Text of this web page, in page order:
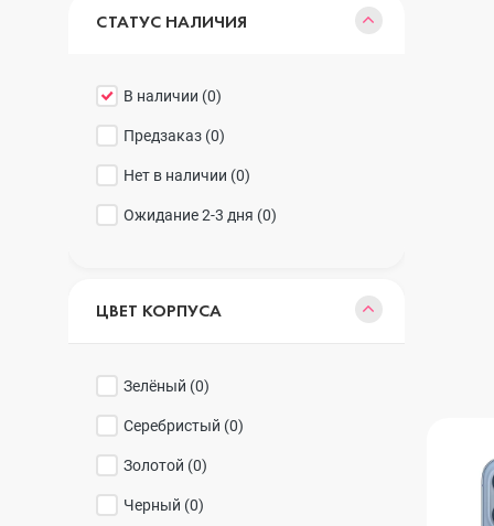
Sony
Xiaomi
iPhone 14
СТАТУС НАЛИЧИЯ
В наличии (0)
Предзаказ (0)
Нет в наличии (0)
Ожидание 2-3 дня (0)
ЦВЕТ КОРПУСА
Зелёный (0)
Серебристый (0)
Золотой (0)
Черный (0)